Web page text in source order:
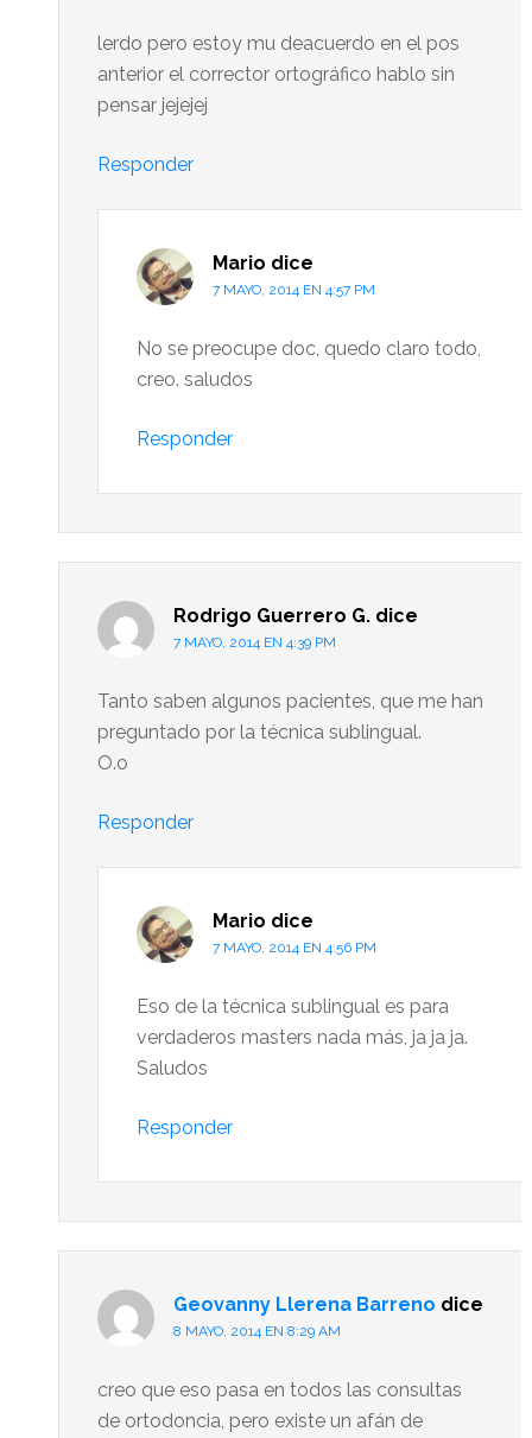
lerdo pero estoy mu deacuerdo en el pos
anterior el corrector ortográfico hablo sin
pensar jejejej
Responder
Mario dice
7 MAYO, 2014 EN 4:57 PM
No se preocupe doc, quedo claro todo,
creo. saludos
Responder
Rodrigo Guerrero G. dice
7 MAYO, 2014 EN 4:39 PM
Tanto saben algunos pacientes, que me han
preguntado por la técnica sublingual.
O.o
Responder
Mario dice
7 MAYO, 2014 EN 4:56 PM
Eso de la técnica sublingual es para
verdaderos masters nada más, ja ja ja.
Saludos
Responder
Geovanny Llerena Barreno dice
8 MAYO, 2014 EN 8:29 AM
creo que eso pasa en todos las consultas
de ortodoncia, pero existe un afán de